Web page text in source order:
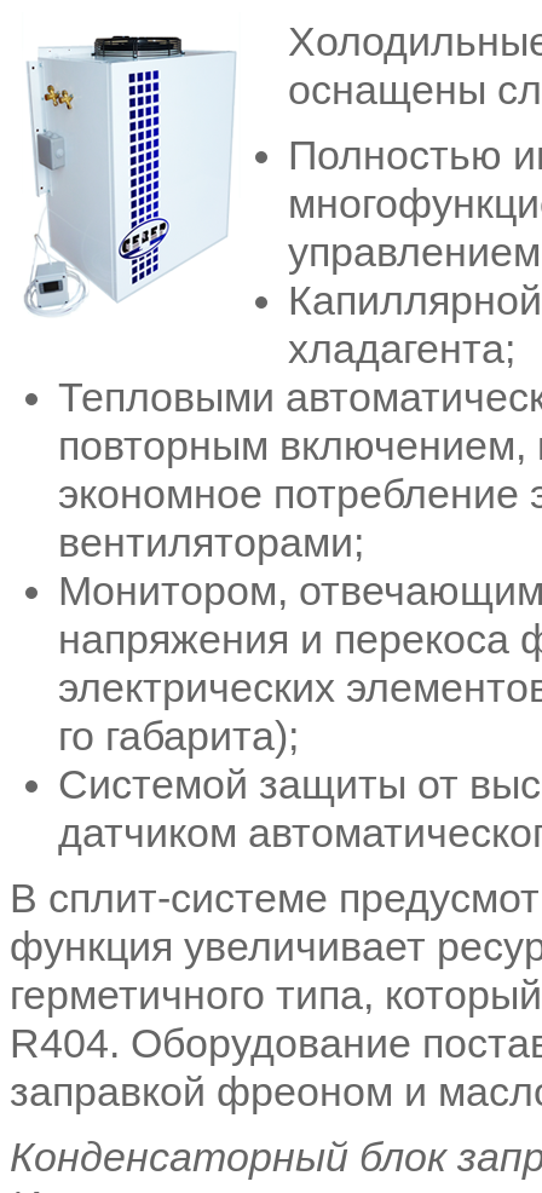
оснащены
Полностью
хладагента;
Тепловыми
повторным включением,
экономное потребление
вентиляторами;
Монитором,
напряжения и перекоса
электрических
го габарита);
Системой защиты от
датчиком
В сплит-системе
функция увеличивает
герметичного типа,
R404. Оборудование
заправкой фреоном и
Конденсаторный блок